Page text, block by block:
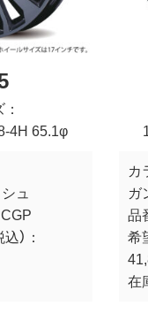
4H 65.1φ
ュ
）：
カ
ガ
品
希
在